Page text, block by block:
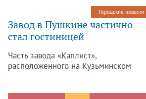
бульдозер, которые складировали
строительный мусор на нелегальной
свалке. Об этом сообщает Фонтанка
ру.
Городские новости
Завод в Пушкине частично
стал гостиницей
Часть завода «Каплист»,
расположенного на Кузьминском